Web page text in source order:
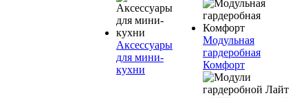
Аксессуары
для мини-
кухни
Модульная
гардеробная
Комфорт